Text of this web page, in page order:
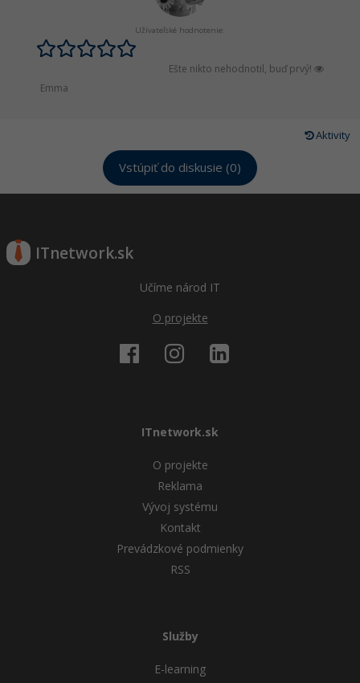
Užívateľské hodnotenie:
Ešte nikto nehodnotil, buď prvý!
Emma
Aktivity
Vstúpiť do diskusie (0)
ITnetwork.sk
Učíme národ IT
O projekte
ITnetwork.sk
O projekte
Reklama
Vývoj systému
Kontakt
Prevádzkové podmienky
RSS
Služby
E-learning